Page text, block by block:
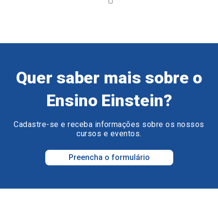
Quer saber mais sobre o
Ensino Einstein?
Cadastre-se e receba informações sobre os nossos
cursos e eventos.
Preencha o formulário